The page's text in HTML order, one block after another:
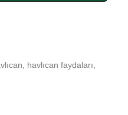
havlıcan faydaları